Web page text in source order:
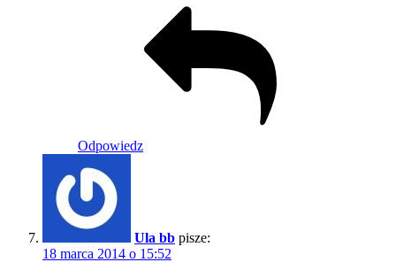
Odpowiedz
Ula bb pisze:
18 marca 2014 o 15:52